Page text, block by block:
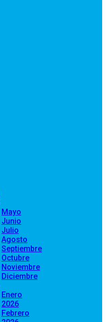
Mayo
Junio
Julio
Agosto
Septiembre
Octubre
Noviembre
Diciembre
Enero
2026
Febrero